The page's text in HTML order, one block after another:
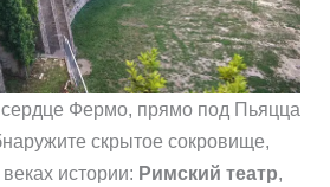
Фермо, прямо под Пьяцца
скрытое сокровище,
истории: Римский театр,